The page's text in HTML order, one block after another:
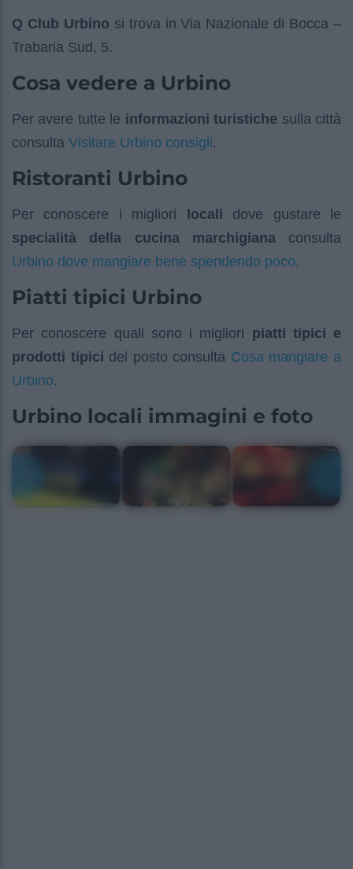
Q Club Urbino si trova in Via Nazionale di Bocca –
Trabaria Sud, 5.
Cosa vedere a Urbino
Per avere tutte le informazioni turistiche sulla città
consulta Visitare Urbino consigli.
Ristoranti Urbino
Per conoscere i migliori locali dove gustare le
specialità della cucina marchigianaconsulta
Urbino dove mangiare bene spendendo poco.
Piatti tipici Urbino
Per conoscere quali sono i migliori piatti tipici e
prodotti tipici del posto consulta Cosa mangiare a
Urbino.
Urbino locali immagini e foto